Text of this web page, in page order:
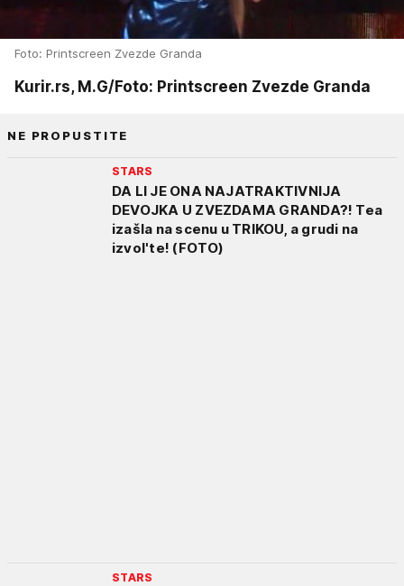
Foto: Printscreen Zvezde Granda
Kurir.rs, M.G/Foto: Printscreen Zvezde Granda
NE PROPUSTITE
STARS
DA LI JE ONA NAJATRAKTIVNIJA
DEVOJKA U ZVEZDAMA GRANDA?! Tea
izašla na scenu u TRIKOU, a grudi na
izvol'te! (FOTO)
STARS